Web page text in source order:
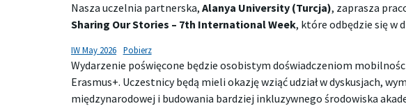
Nasza uczelnia partnerska, Alanya University (Turcja), zaprasza
Sharing Our Stories – 7th International Week, które odbędzie się w
IW May 2026 Pobierz
Wydarzenie poświęcone będzie osobistym doświadczeniom
Erasmus+. Uczestnicy będą mieli okazję wziąć udział w dyskusjach,
międzynarodowej i budowania bardziej inkluzywnego środowiska